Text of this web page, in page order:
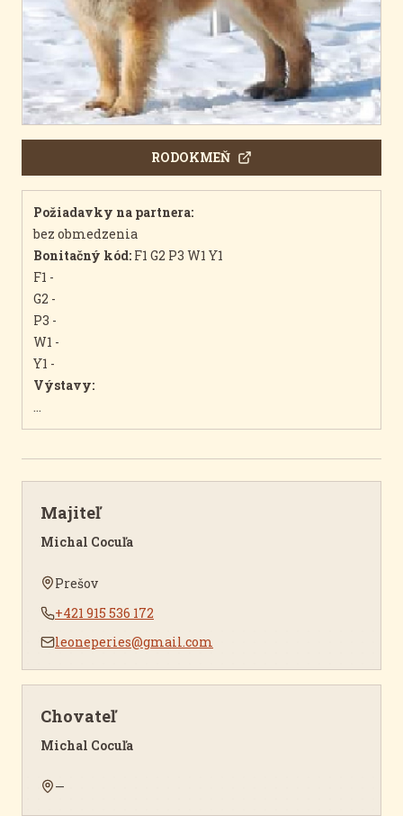
RODOKMEŇ
Požiadavky na partnera:
bez obmedzenia
Bonitačný kód: F1 G2 P3 W1 Y1
F1 -
G2 -
P3 -
W1 -
Y1 -
Výstavy:
...
Majiteľ
Michal Cocuľa
Prešov
+421 915 536 172
leoneperies@gmail.com
Chovateľ
Michal Cocuľa
—